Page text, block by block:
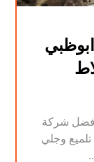
شركة
تلميع وجلي